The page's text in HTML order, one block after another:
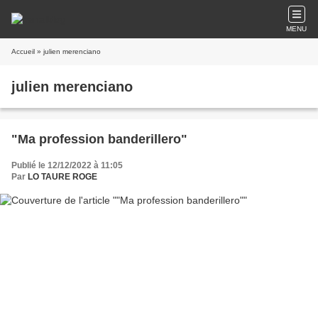
MENU
Accueil » julien merenciano
julien merenciano
"Ma profession banderillero"
Publié le 12/12/2022 à 11:05
Par LO TAURE ROGE